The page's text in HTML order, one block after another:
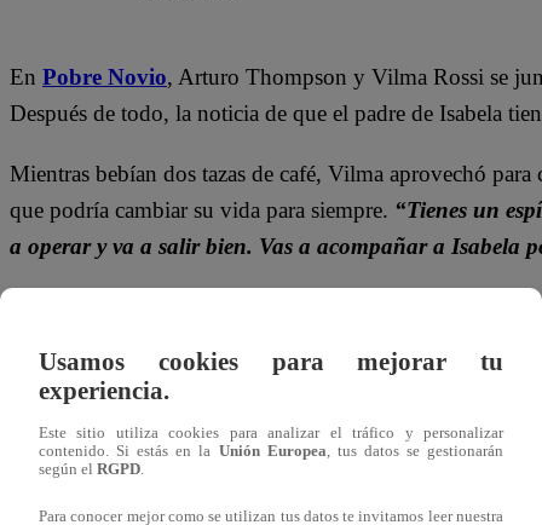
En Pobre Novio, Arturo Thompson y Vilma Rossi se
Después de todo, la noticia de que el padre de Isabela
Mientras bebían dos tazas de café, Vilma aprovechó
que podría cambiar su vida para siempre. “Tienes un
a operar y va a salir bien. Vas a acompañar a Isabela
Ante la seguridad de sus palabras, su amigo reaccionó
Usamos cookies para mejorar tu
experiencia.
Este sitio utiliza cookies para analizar el tráfico y personalizar
contenido. Si estás en la Unión Europea, tus datos se gestionarán
según el RGPD.
Para conocer mejor como se utilizan tus datos te invitamos leer nuestra